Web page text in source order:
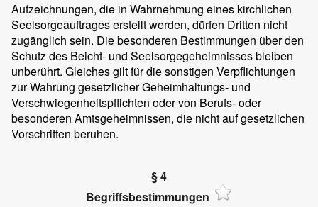
Aufzeichnungen, die in Wahrnehmung eines kirchlichen
Seelsorgeauftrages erstellt werden, dürfen Dritten nicht
zugänglich sein. Die besonderen Bestimmungen über den
Schutz des Beicht- und Seelsorgegeheimnisses bleiben
unberührt. Gleiches gilt für die sonstigen Verpflichtungen
zur Wahrung gesetzlicher Geheimhaltungs- und
Verschwiegenheitspflichten oder von Berufs- oder
besonderen Amtsgeheimnissen, die nicht auf gesetzlichen
Vorschriften beruhen.
§ 4
Begriffsbestimmungen